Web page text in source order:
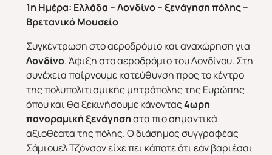
1η Ημέρα: Ελλάδα – Λονδίνο – ξενάγηση πόλης –
Βρετανικό Μουσείο
Συγκέντρωση στο αεροδρόμιο και αναχώρηση για
Λονδίνο. Άφιξη στο αεροδρόμιο του Λονδίνου. Στη
συνέχεια παίρνουμε κατεύθυνση προς το κέντρο
της πολυπολιτισμικής μητρόπολης της Ευρώπης
όπου και θα ξεκινήσουμε κάνοντας4ωρη
πανοραμική ξενάγησηστα πιο σημαντικά
αξιοθέατα της πόλης. Ο διάσημος συγγραφέας
Σάμιουελ Τζόνσον είχε πει κάποτε ότι εάν βαριέσαι